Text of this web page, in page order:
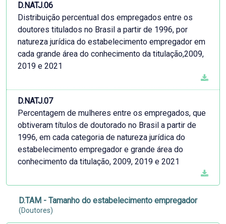
D.NATJ.06
Distribuição percentual dos empregados entre os
doutores titulados no Brasil a partir de 1996, por
natureza jurídica do estabelecimento empregador em
cada grande área do conhecimento da titulação,2009,
2019 e 2021
D.NATJ.07
Percentagem de mulheres entre os empregados, que
obtiveram títulos de doutorado no Brasil a partir de
1996, em cada categoria de natureza jurídica do
estabelecimento empregador e grande área do
conhecimento da titulação, 2009, 2019 e 2021
D.TAM - Tamanho do estabelecimento empregador
(Doutores)